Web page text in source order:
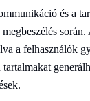
és a
megbeszélés
a felhasználók